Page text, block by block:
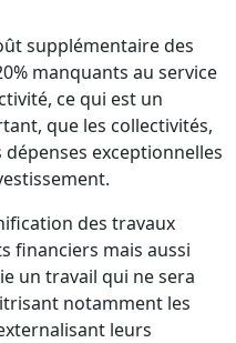
supplémentaire des
manquants au service
ce qui est un
que les collectivités,
exceptionnelles
des travaux
financiers mais aussi
un travail qui ne sera
notamment les
leurs